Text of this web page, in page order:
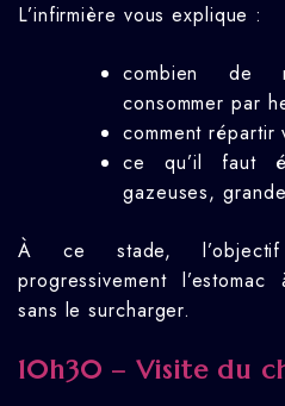
L’infirmière vous explique :
combien de
consommer par
comment répartir
ce qu’il faut
gazeuses,
À ce stade,
progressivement
sans le surcharger.
10h30 – Visite du